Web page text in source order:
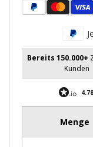
Bereits 150.000+
Kunden